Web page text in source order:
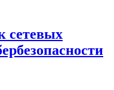
сетевых